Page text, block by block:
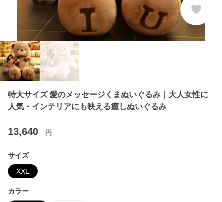
特大サイズ 愛のメッセージくまぬいぐるみ｜大人女性に
人気・インテリアにも映える癒しぬいぐるみ
13,640 円
サイズ
XXL
カラー